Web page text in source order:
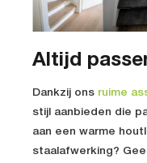
Altijd
Dankzij ons ruime
stijl aanbieden die
aan een warme
staalafwerking?